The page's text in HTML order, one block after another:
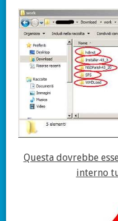
Questa dovrebbe
interno